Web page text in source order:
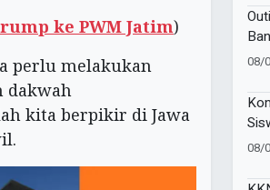
ke PWM Jatim)
perlu melakukan
dakwah
kita berpikir di Jawa
08/
08/